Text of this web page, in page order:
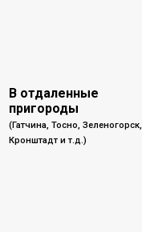
В отдаленные
пригороды
(Гатчина, Тосно, Зеленогорск,
Кронштадт и т.д.)